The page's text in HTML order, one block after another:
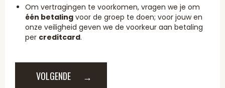
Om vertragingen te voorkomen, vragen we je om
één betaling voor de groep te doen; voor jouw en
onze veiligheid geven we de voorkeur aan betaling
per creditcard.
VOLGENDE